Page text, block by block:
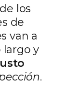
los
de
van a
largo y
.